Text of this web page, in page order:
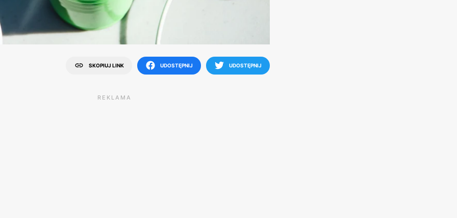
SKOPIUJ LINK UDOSTĘPNIJ UDOSTĘPNIJ
REKLAMA